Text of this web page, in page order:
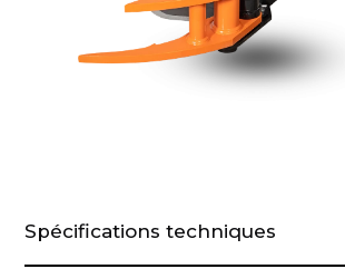
Spécifications techniques